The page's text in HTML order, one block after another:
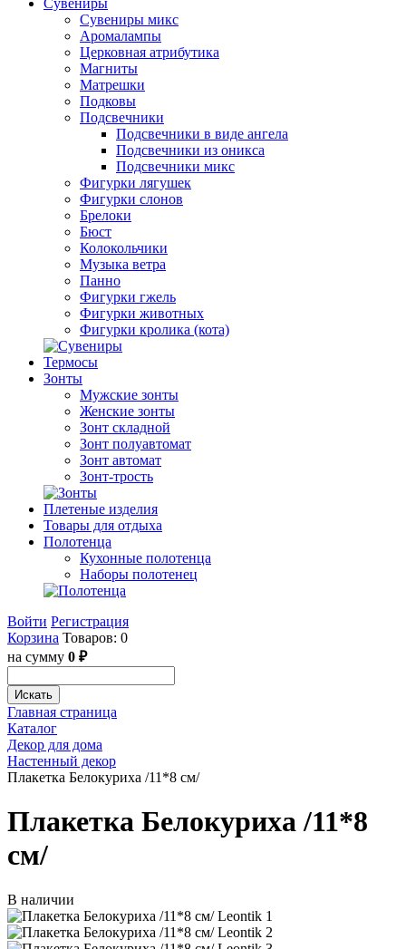
Сувениры
Сувениры микс
Аромалампы
Церковная атрибутика
Магниты
Матрешки
Подковы
Подсвечники
Подсвечники в виде ангела
Подсвечники из оникса
Подсвечники микс
Фигурки лягушек
Фигурки слонов
Брелоки
Бюст
Колокольчики
Музыка ветра
Панно
Фигурки гжель
Фигурки животных
Фигурки кролика (кота)
Термосы
Зонты
Мужские зонты
Женские зонты
Зонт складной
Зонт полуавтомат
Зонт автомат
Зонт-трость
Плетеные изделия
Товары для отдыха
Полотенца
Кухонные полотенца
Наборы полотенец
Войти Регистрация
Корзина Товаров: 0
на сумму 0 ₽
Искать
Главная страница
Каталог
Декор для дома
Настенный декор
Плакетка Белокуриха /11*8 см/
Плакетка Белокуриха /11*8
см/
В наличии